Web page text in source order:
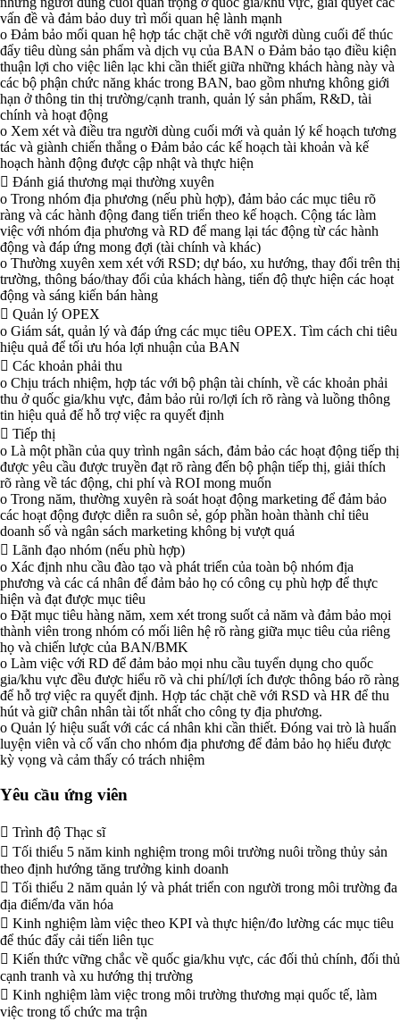
vấn đề và đảm bảo duy trì mối quan hệ lành mạnh
o Đảm bảo mối quan hệ hợp tác chặt chẽ với người dùng cuối để thúc
đẩy tiêu dùng sản phẩm và dịch vụ của BAN o Đảm bảo tạo điều kiện
thuận lợi cho việc liên lạc khi cần thiết giữa những khách hàng này và
các bộ phận chức năng khác trong BAN, bao gồm nhưng không giới
hạn ở thông tin thị trường/cạnh tranh, quản lý sản phẩm, R&D, tài
chính và hoạt động
o Xem xét và điều tra người dùng cuối mới và quản lý kế hoạch tương
tác và giành chiến thắng o Đảm bảo các kế hoạch tài khoản và kế
hoạch hành động được cập nhật và thực hiện
 Đánh giá thương mại thường xuyên
o Trong nhóm địa phương (nếu phù hợp), đảm bảo các mục tiêu rõ
ràng và các hành động đang tiến triển theo kế hoạch. Cộng tác làm
việc với nhóm địa phương và RD để mang lại tác động từ các hành
động và đáp ứng mong đợi (tài chính và khác)
o Thường xuyên xem xét với RSD; dự báo, xu hướng, thay đổi trên thị
trường, thông báo/thay đổi của khách hàng, tiến độ thực hiện các hoạt
động và sáng kiến bán hàng
 Quản lý OPEX
o Giám sát, quản lý và đáp ứng các mục tiêu OPEX. Tìm cách chi tiêu
hiệu quả để tối ưu hóa lợi nhuận của BAN
 Các khoản phải thu
o Chịu trách nhiệm, hợp tác với bộ phận tài chính, về các khoản phải
thu ở quốc gia/khu vực, đảm bảo rủi ro/lợi ích rõ ràng và luồng thông
tin hiệu quả để hỗ trợ việc ra quyết định
 Tiếp thị
o Là một phần của quy trình ngân sách, đảm bảo các hoạt động tiếp thị
được yêu cầu được truyền đạt rõ ràng đến bộ phận tiếp thị, giải thích
rõ ràng về tác động, chi phí và ROI mong muốn
o Trong năm, thường xuyên rà soát hoạt động marketing để đảm bảo
các hoạt động được diễn ra suôn sẻ, góp phần hoàn thành chỉ tiêu
doanh số và ngân sách marketing không bị vượt quá
 Lãnh đạo nhóm (nếu phù hợp)
o Xác định nhu cầu đào tạo và phát triển của toàn bộ nhóm địa
phương và các cá nhân để đảm bảo họ có công cụ phù hợp để thực
hiện và đạt được mục tiêu
o Đặt mục tiêu hàng năm, xem xét trong suốt cả năm và đảm bảo mọi
thành viên trong nhóm có mối liên hệ rõ ràng giữa mục tiêu của riêng
họ và chiến lược của BAN/BMK
o Làm việc với RD để đảm bảo mọi nhu cầu tuyển dụng cho quốc
gia/khu vực đều được hiểu rõ và chi phí/lợi ích được thông báo rõ ràng
để hỗ trợ việc ra quyết định. Hợp tác chặt chẽ với RSD và HR để thu
hút và giữ chân nhân tài tốt nhất cho công ty địa phương.
o Quản lý hiệu suất với các cá nhân khi cần thiết. Đóng vai trò là huấn
luyện viên và cố vấn cho nhóm địa phương để đảm bảo họ hiểu được
kỳ vọng và cảm thấy có trách nhiệm
Yêu cầu ứng viên
 Trình độ Thạc sĩ
 Tối thiểu 5 năm kinh nghiệm trong môi trường nuôi trồng thủy sản
theo định hướng tăng trưởng kinh doanh
 Tối thiểu 2 năm quản lý và phát triển con người trong môi trường đa
địa điểm/đa văn hóa
 Kinh nghiệm làm việc theo KPI và thực hiện/đo lường các mục tiêu
để thúc đẩy cải tiến liên tục
 Kiến thức vững chắc về quốc gia/khu vực, các đối thủ chính, đối thủ
cạnh tranh và xu hướng thị trường
 Kinh nghiệm làm việc trong môi trường thương mại quốc tế, làm
việc trong tổ chức ma trận